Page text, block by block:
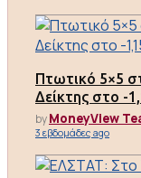
Πτωτικό 5×5
Δείκτης στο -
byMoneyView
3 εβδομάδες ago